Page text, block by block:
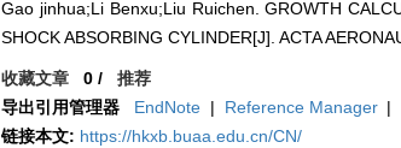
Gao jinhua;Li Benxu;Liu Ruichen. GROWTH
SHOCK ABSORBING CYLINDER[J]. ACTA
收藏文章 0 /推荐
导出引用管理器
EndNote | Reference Manager |
链接本文: https://hkxb.buaa.edu.cn/CN/